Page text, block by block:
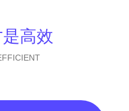
高效